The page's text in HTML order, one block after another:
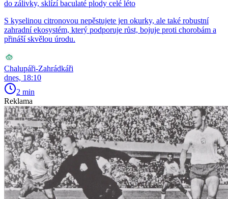
do zálivky, sklízí baculaté plody celé léto
S kyselinou citronovou nepěstujete jen okurky, ale také robustní
zahradní ekosystém, který podporuje růst, bojuje proti chorobám a
přináší skvělou úrodu.
Chalupáři-Zahrádkáři
dnes, 18:10
2 min
Reklama